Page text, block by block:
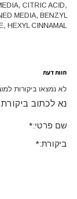
CITRIC ACID,
MEDIA, BENZYL
HEXYL CINNAMAL.
חוות דעת
לא נמצאו ביקורות
נא לכתוב ביקורת
שם פרטי:
ביקורת: